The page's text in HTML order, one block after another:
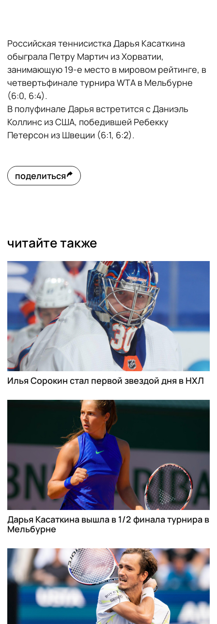
Российская теннисистка Дарья Касаткина
обыграла Петру Мартич из Хорватии,
занимающую 19-е место в мировом рейтинге, в
четвертьфинале турнира WTA в Мельбурне
(6:0, 6:4).
В полуфинале Дарья встретится с Даниэль
Коллинс из США, победившей Ребекку
Петерсон из Швеции (6:1, 6:2).
поделиться
читайте также
Илья Сорокин стал первой звездой дня в НХЛ
Дарья Касаткина вышла в 1/2 финала турнира в
Мельбурне